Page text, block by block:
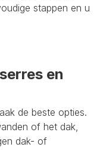
stappen en u
en
de beste opties.
of het dak,
dak- of